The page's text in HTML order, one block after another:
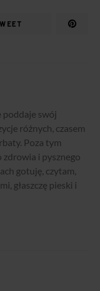
poddaje swój
różnych, czasem
Poza tym
zdrowia i pysznego
gotuję, czytam,
głaszczę pieski i